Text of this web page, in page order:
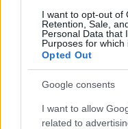
I want to opt-out of
Retention, Sale,
Personal Data that
Purposes for which
Opted Out
Google consents
I want to allow
related to